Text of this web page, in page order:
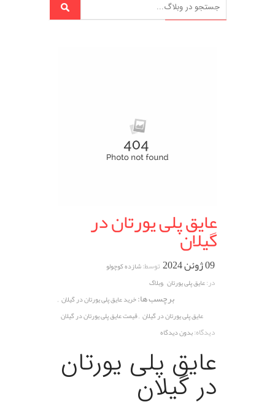
عایق پلی یورتان در
گیلان
09 ژوئن 2024 توسط:شازده کوچولو
در:عایق پلی یورتان ,وبلاگ
برچسب ها:خرید عایق پلی یورتان در گیلان ,
عایق پلی یورتان در گیلان ,قیمت عایق پلی یورتان در گیلان
دیدگاه:بدون دیدگاه
عایق پلی یورتان
در گیلان